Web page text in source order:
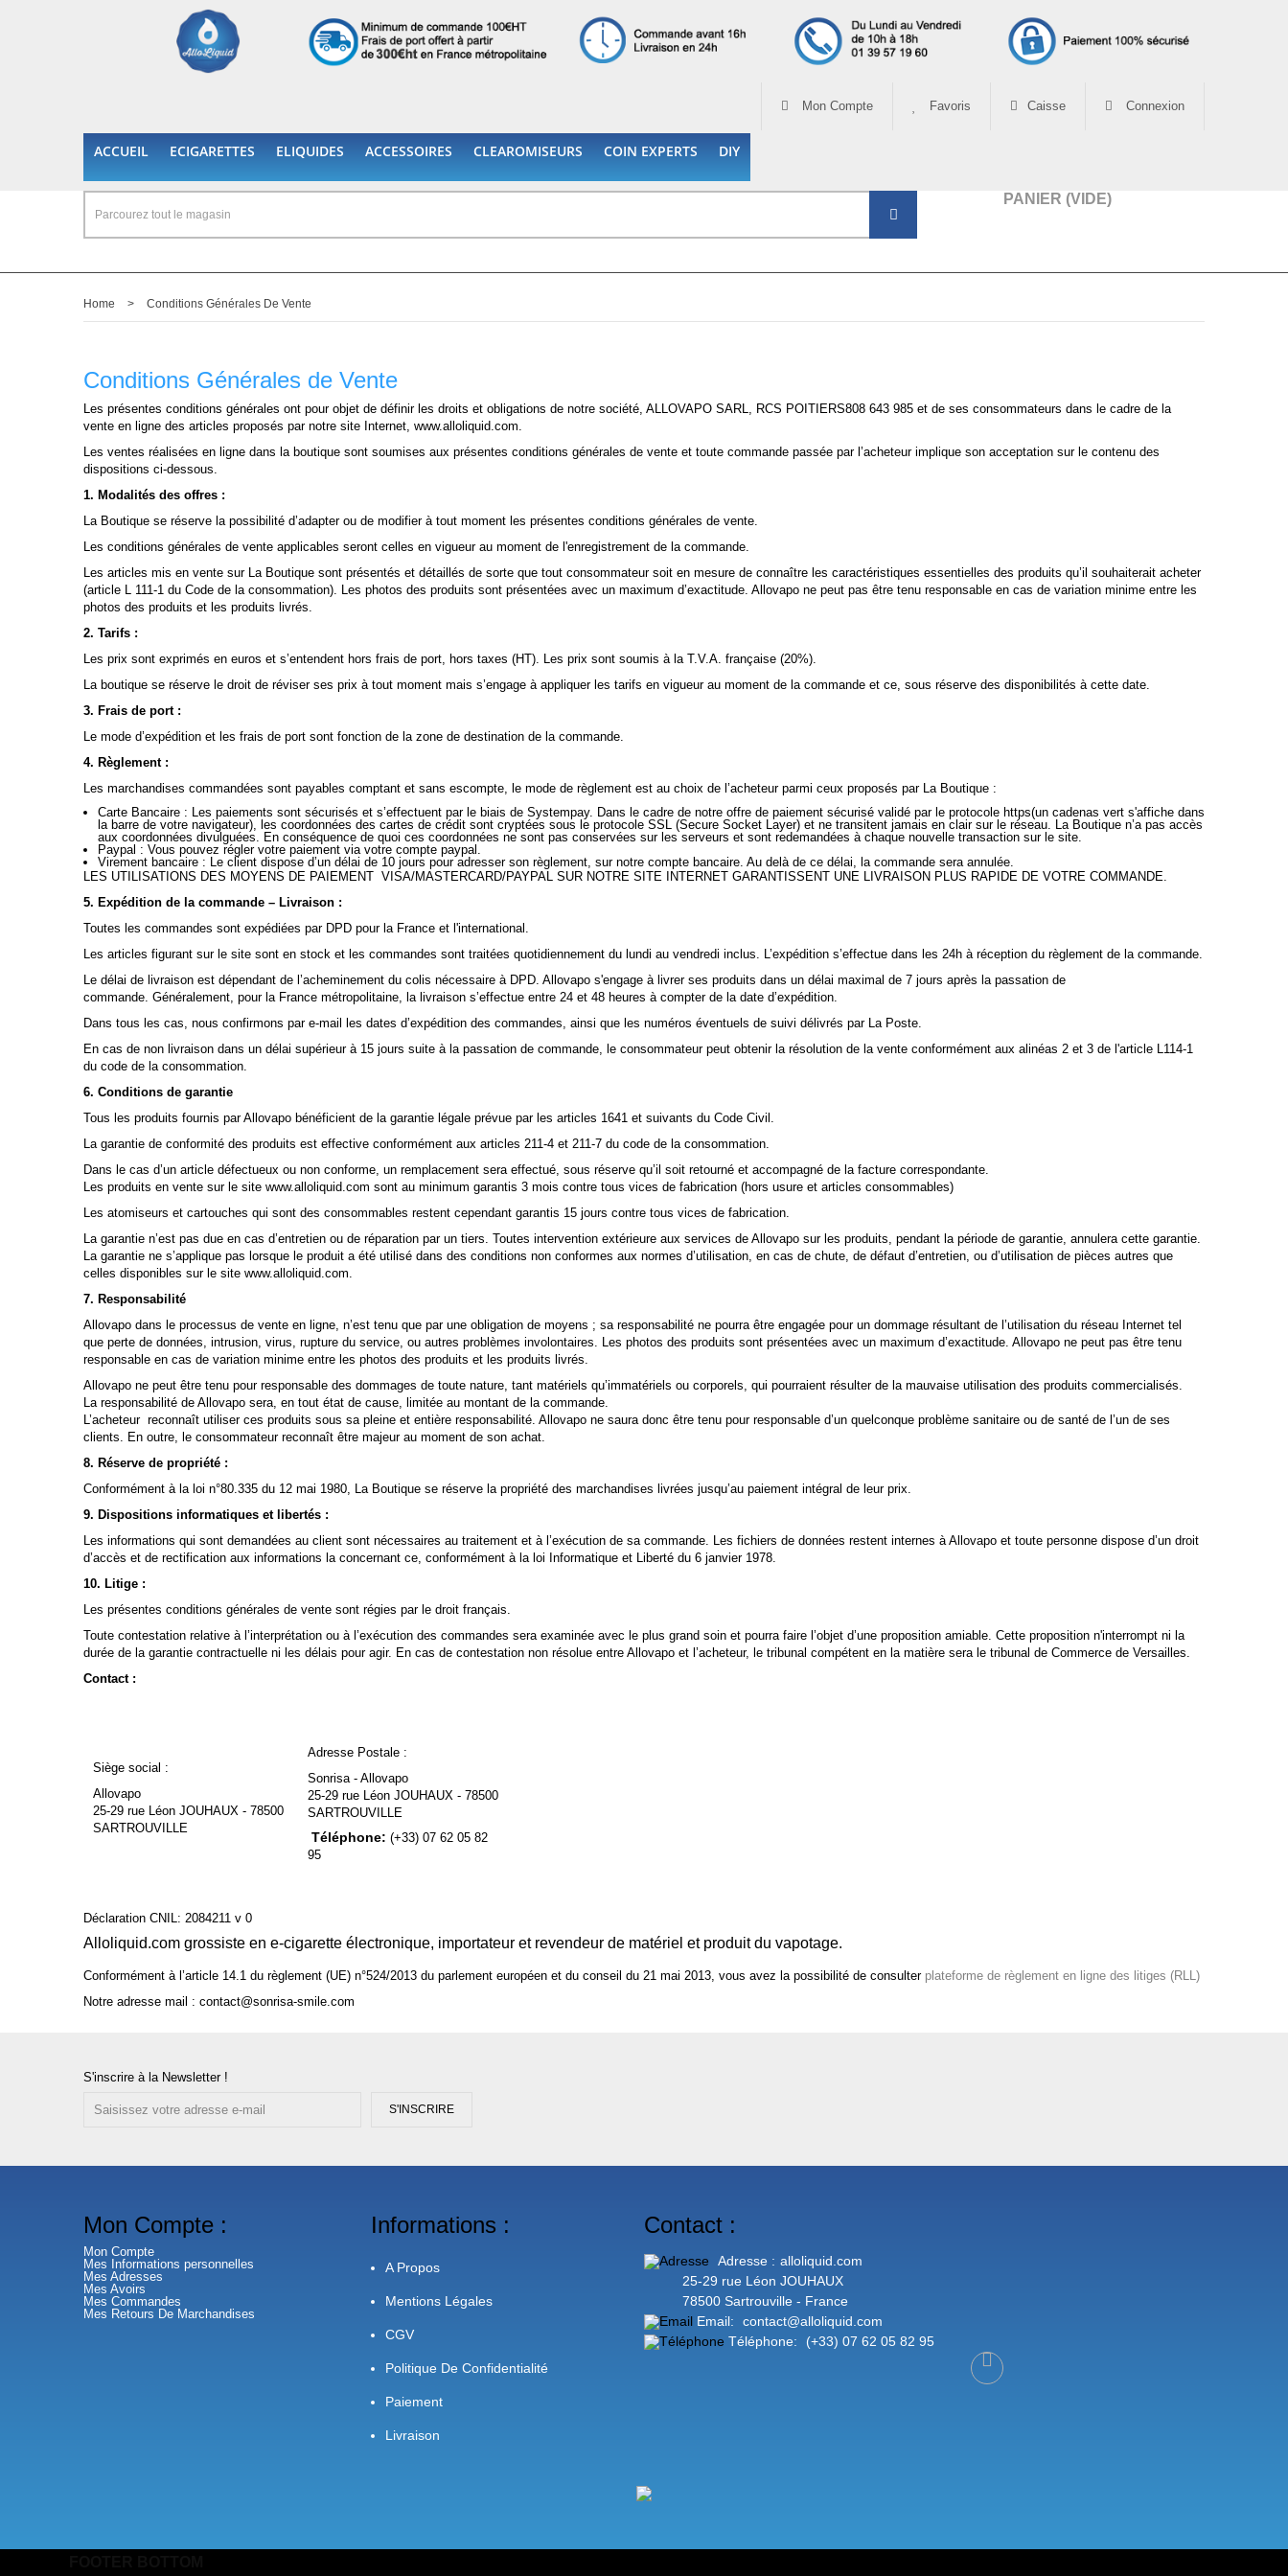
Mon Compte Favoris Caisse Connexion
ACCUEIL ECIGARETTES ELIQUIDES ACCESSOIRES CLEAROMISEURS COIN EXPERTS DIY
PANIER (VIDE)
Home > Conditions Générales De Vente
Conditions Générales de Vente
Les présentes conditions générales ont pour objet de définir les droits et obligations de notre société, ALLOVAPO SARL, RCS POITIERS808 643 985 et de ses consommateurs dans le cadre de la
vente en ligne des articles proposés par notre site Internet, www.alloliquid.com.
Les ventes réalisées en ligne dans la boutique sont soumises aux présentes conditions générales de vente et toute commande passée par l’acheteur implique son acceptation sur le contenu des
dispositions ci-dessous.
1. Modalités des offres :
La Boutique se réserve la possibilité d’adapter ou de modifier à tout moment les présentes conditions générales de vente.
Les conditions générales de vente applicables seront celles en vigueur au moment de l'enregistrement de la commande.
Les articles mis en vente sur La Boutique sont présentés et détaillés de sorte que tout consommateur soit en mesure de connaître les caractéristiques essentielles des produits qu’il souhaiterait acheter
(article L 111-1 du Code de la consommation). Les photos des produits sont présentées avec un maximum d’exactitude. Allovapo ne peut pas être tenu responsable en cas de variation minime entre les
photos des produits et les produits livrés.
2. Tarifs :
Les prix sont exprimés en euros et s’entendent hors frais de port, hors taxes (HT). Les prix sont soumis à la T.V.A. française (20%).
La boutique se réserve le droit de réviser ses prix à tout moment mais s’engage à appliquer les tarifs en vigueur au moment de la commande et ce, sous réserve des disponibilités à cette date.
3. Frais de port :
Le mode d’expédition et les frais de port sont fonction de la zone de destination de la commande.
4. Règlement :
Les marchandises commandées sont payables comptant et sans escompte, le mode de règlement est au choix de l’acheteur parmi ceux proposés par La Boutique :
Carte Bancaire : Les paiements sont sécurisés et s’effectuent par le biais de Systempay. Dans le cadre de notre offre de paiement sécurisé validé par le protocole https(un cadenas vert s'affiche dans
la barre de votre navigateur), les coordonnées des cartes de crédit sont cryptées sous le protocole SSL (Secure Socket Layer) et ne transitent jamais en clair sur le réseau. La Boutique n’a pas accès
aux coordonnées divulguées. En conséquence de quoi ces coordonnées ne sont pas conservées sur les serveurs et sont redemandées à chaque nouvelle transaction sur le site.
Paypal : Vous pouvez régler votre paiement via votre compte paypal.
Virement bancaire : Le client dispose d’un délai de 10 jours pour adresser son règlement, sur notre compte bancaire. Au delà de ce délai, la commande sera annulée.
LES UTILISATIONS DES MOYENS DE PAIEMENT VISA/MASTERCARD/PAYPAL SUR NOTRE SITE INTERNET GARANTISSENT UNE LIVRAISON PLUS RAPIDE DE VOTRE COMMANDE.
5. Expédition de la commande – Livraison :
Toutes les commandes sont expédiées par DPD pour la France et l'international.
Les articles figurant sur le site sont en stock et les commandes sont traitées quotidiennement du lundi au vendredi inclus. L’expédition s’effectue dans les 24h à réception du règlement de la commande.
Le délai de livraison est dépendant de l’acheminement du colis nécessaire à DPD. Allovapo s'engage à livrer ses produits dans un délai maximal de 7 jours après la passation de
commande. Généralement, pour la France métropolitaine, la livraison s’effectue entre 24 et 48 heures à compter de la date d’expédition.
Dans tous les cas, nous confirmons par e-mail les dates d’expédition des commandes, ainsi que les numéros éventuels de suivi délivrés par La Poste.
En cas de non livraison dans un délai supérieur à 15 jours suite à la passation de commande, le consommateur peut obtenir la résolution de la vente conformément aux alinéas 2 et 3 de l'article L114-1
du code de la consommation.
6. Conditions de garantie
Tous les produits fournis par Allovapo bénéficient de la garantie légale prévue par les articles 1641 et suivants du Code Civil.
La garantie de conformité des produits est effective conformément aux articles 211-4 et 211-7 du code de la consommation.
Dans le cas d’un article défectueux ou non conforme, un remplacement sera effectué, sous réserve qu’il soit retourné et accompagné de la facture correspondante.
Les produits en vente sur le site www.alloliquid.com sont au minimum garantis 3 mois contre tous vices de fabrication (hors usure et articles consommables)
Les atomiseurs et cartouches qui sont des consommables restent cependant garantis 15 jours contre tous vices de fabrication.
La garantie n’est pas due en cas d’entretien ou de réparation par un tiers. Toutes intervention extérieure aux services de Allovapo sur les produits, pendant la période de garantie, annulera cette garantie.
La garantie ne s’applique pas lorsque le produit a été utilisé dans des conditions non conformes aux normes d’utilisation, en cas de chute, de défaut d’entretien, ou d’utilisation de pièces autres que
celles disponibles sur le site www.alloliquid.com.
7. Responsabilité
Allovapo dans le processus de vente en ligne, n’est tenu que par une obligation de moyens ; sa responsabilité ne pourra être engagée pour un dommage résultant de l’utilisation du réseau Internet tel
que perte de données, intrusion, virus, rupture du service, ou autres problèmes involontaires. Les photos des produits sont présentées avec un maximum d’exactitude. Allovapo ne peut pas être tenu
responsable en cas de variation minime entre les photos des produits et les produits livrés.
Allovapo ne peut être tenu pour responsable des dommages de toute nature, tant matériels qu’immatériels ou corporels, qui pourraient résulter de la mauvaise utilisation des produits commercialisés.
La responsabilité de Allovapo sera, en tout état de cause, limitée au montant de la commande.
L’acheteur reconnaît utiliser ces produits sous sa pleine et entière responsabilité. Allovapo ne saura donc être tenu pour responsable d’un quelconque problème sanitaire ou de santé de l’un de ses
clients. En outre, le consommateur reconnaît être majeur au moment de son achat.
8. Réserve de propriété :
Conformément à la loi n°80.335 du 12 mai 1980, La Boutique se réserve la propriété des marchandises livrées jusqu’au paiement intégral de leur prix.
9. Dispositions informatiques et libertés :
Les informations qui sont demandées au client sont nécessaires au traitement et à l’exécution de sa commande. Les fichiers de données restent internes à Allovapo et toute personne dispose d’un droit
d’accès et de rectification aux informations la concernant ce, conformément à la loi Informatique et Liberté du 6 janvier 1978.
10. Litige :
Les présentes conditions générales de vente sont régies par le droit français.
Toute contestation relative à l’interprétation ou à l’exécution des commandes sera examinée avec le plus grand soin et pourra faire l’objet d’une proposition amiable. Cette proposition n'interrompt ni la
durée de la garantie contractuelle ni les délais pour agir. En cas de contestation non résolue entre Allovapo et l’acheteur, le tribunal compétent en la matière sera le tribunal de Commerce de Versailles.
Contact :
Siège social :
Allovapo
25-29 rue Léon JOUHAUX - 78500
SARTROUVILLE
Adresse Postale :
Sonrisa - Allovapo
25-29 rue Léon JOUHAUX - 78500
SARTROUVILLE
Téléphone: (+33) 07 62 05 82
95
Déclaration CNIL: 2084211 v 0
Alloliquid.com grossiste en e-cigarette électronique, importateur et revendeur de matériel et produit du vapotage.
Conformément à l’article 14.1 du règlement (UE) n°524/2013 du parlement européen et du conseil du 21 mai 2013, vous avez la possibilité de consulter plateforme de règlement en ligne des litiges (RLL)
Notre adresse mail : contact@sonrisa-smile.com
S'inscrire à la Newsletter !
S'INSCRIRE
Mon Compte :
Mon Compte
Mes Informations personnelles
Mes Adresses
Mes Avoirs
Mes Commandes
Mes Retours De Marchandises
Informations :
A Propos
Mentions Légales
CGV
Politique De Confidentialité
Paiement
Livraison
Contact :
Adresse : alloliquid.com
25-29 rue Léon JOUHAUX
78500 Sartrouville - France
Email:
contact@alloliquid.com
Téléphone:
(+33) 07 62 05 82 95